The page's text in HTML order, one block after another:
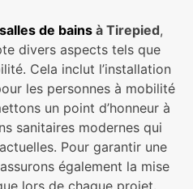
de bainsà Tirepied,
divers aspects tels que
Cela inclut l’installation
les personnes à mobilité
un point d’honneur à
sanitaires modernes qui
Pour garantir une
également la mise
lors de chaque projet.